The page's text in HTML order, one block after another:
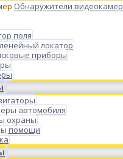
Обнаружители видеокамер
поля
локатор
приборы
автомобиля
охраны
помощи